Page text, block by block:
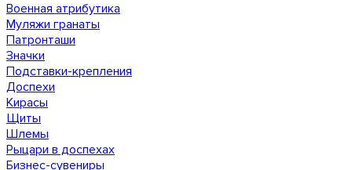
Военная атрибутика
Муляжи гранаты
Патронташи
Значки
Подставки-крепления
Доспехи
Кирасы
Щиты
Шлемы
Рыцари в доспехах
Бизнес-сувениры